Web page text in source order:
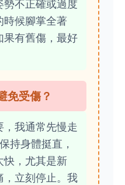
不正確或過度
時候腳掌全著
果有舊傷，最好
免受傷？
我通常先慢走
持身體挺直，
快，尤其是新
，立刻停止。我